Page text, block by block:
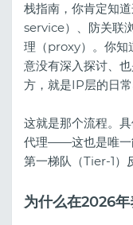
栈指南，你肯定知
service）、防关联
理（proxy）。你知
意没有深入探讨、
方，就是IP层的日常
这就是那个流程。
代理——这也是唯一
第一梯队（Tier-1）
为什么在2026